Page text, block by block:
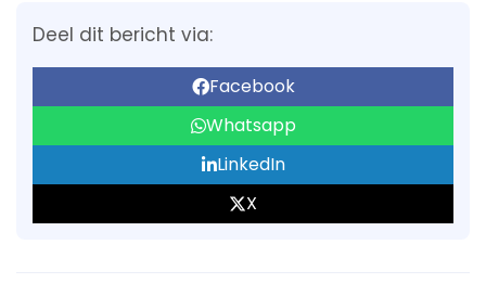
Deel dit bericht via:
Facebook
Whatsapp
LinkedIn
X